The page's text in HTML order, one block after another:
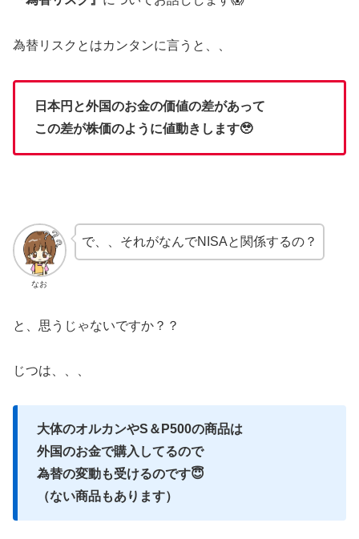
為替リスクとはカンタンに言うと、、
日本円と外国のお金の価値の差があって
この差が株価のように値動きします🥹
なお
で、、それがなんでNISAと関係するの？
と、思うじゃないですか？？
じつは、、、
大体のオルカンやS＆P500の商品は
外国のお金で購入してるので
為替の変動も受けるのです😇
（ない商品もあります）